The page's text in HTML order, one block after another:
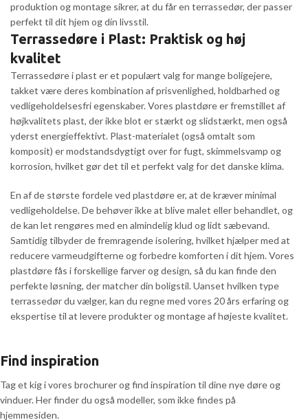
produktion og montage sikrer, at du får en terrassedør, der passer
perfekt til dit hjem og din livsstil.
Terrassedøre i Plast: Praktisk og høj
kvalitet
Terrassedøre i plast er et populært valg for mange boligejere,
takket være deres kombination af prisvenlighed, holdbarhed og
vedligeholdelsesfri egenskaber. Vores plastdøre er fremstillet af
højkvalitets plast, der ikke blot er stærkt og slidstærkt, men også
yderst energieffektivt. Plast-materialet (også omtalt som
komposit) er modstandsdygtigt over for fugt, skimmelsvamp og
korrosion, hvilket gør det til et perfekt valg for det danske klima.
En af de største fordele ved plastdøre er, at de kræver minimal
vedligeholdelse. De behøver ikke at blive malet eller behandlet, og
de kan let rengøres med en almindelig klud og lidt sæbevand.
Samtidig tilbyder de fremragende isolering, hvilket hjælper med at
reducere varmeudgifterne og forbedre komforten i dit hjem. Vores
plastdøre fås i forskellige farver og design, så du kan finde den
perfekte løsning, der matcher din boligstil. Uanset hvilken type
terrassedør du vælger, kan du regne med vores 20 års erfaring og
ekspertise til at levere produkter og montage af højeste kvalitet.
Find inspiration
Tag et kig i vores brochurer og find inspiration til dine nye døre og
vinduer. Her finder du også modeller, som ikke findes på
hjemmesiden.